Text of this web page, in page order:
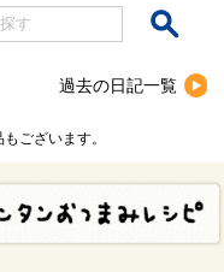
過去の日記一覧
ございます。